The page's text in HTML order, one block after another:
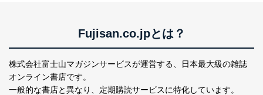
Fujisan.co.jpとは？
株式会社富士山マガジンサービスが運営する、
日本最大級の雑誌
オンライン書店です。
一般的な書店と異なり、 定期購読サービスに特化しています。